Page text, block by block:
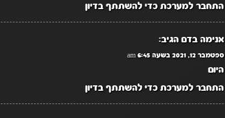
התחבר למערכת כדי להשתתף בדיון
אנימה בדם הגיב:
ספטמבר 12, 2021 בשעה 6:45 am
היום
התחבר למערכת כדי להשתתף בדיון